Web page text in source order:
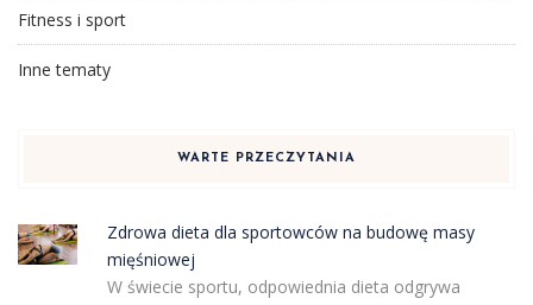
Fitness i sport
Inne tematy
WARTE PRZECZYTANIA
Zdrowa dieta dla sportowców na budowę masy
mięśniowej
W świecie sportu, odpowiednia dieta odgrywa